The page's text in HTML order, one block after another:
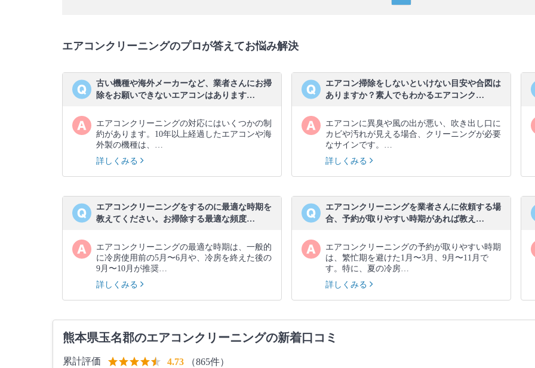
エアコンクリーニングのプロが答えてお悩み解決
古い機種や海外メーカーなど、業者さんにお掃
除をお願いできないエアコンはあります…
エアコンクリーニングの対応にはいくつかの制
約があります。10年以上経過したエアコンや海
外製の機種は、…
詳しくみる
エアコン掃除をしないといけない目安や合図は
ありますか？素人でもわかるエアコンク…
エアコンに異臭や風の出が悪い、吹き出し口に
カビや汚れが見える場合、クリーニングが必要
なサインです。…
詳しくみる
エアコンクリーニングをするのに最適な時期を
教えてください。お掃除する最適な頻度…
エアコンクリーニングの最適な時期は、一般的
に冷房使用前の5月〜6月や、冷房を終えた後の
9月〜10月が推奨…
詳しくみる
エアコンクリーニングを業者さんに依頼する場
合、予約が取りやすい時期があれば教え…
エアコンクリーニングの予約が取りやすい時期
は、繁忙期を避けた1月〜3月、9月〜11月で
す。特に、夏の冷房…
詳しくみる
熊本県玉名郡のエアコンクリーニングの新着口コミ
累計評価 4.73 （865件）